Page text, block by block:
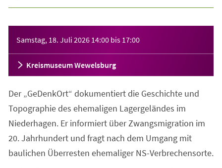
Samstag, 18. Juli 2026 14:00 bis 17:00
Kreismuseum Wewelsburg
Der „GeDenkOrt“ dokumentiert die Geschichte und
Topographie des ehemaligen Lagergeländes im
Niederhagen. Er informiert über Zwangsmigration im
20. Jahrhundert und fragt nach dem Umgang mit
baulichen Überresten ehemaliger NS-Verbrechensorte.